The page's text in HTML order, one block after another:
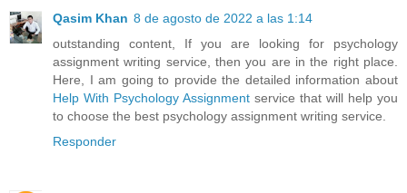
Qasim Khan 8 de agosto de 2022 a las 1:14
outstanding content, If you are looking for psychology
assignment writing service, then you are in the right place.
Here, I am going to provide the detailed information about
Help With Psychology Assignment service that will help you
to choose the best psychology assignment writing service.
Responder